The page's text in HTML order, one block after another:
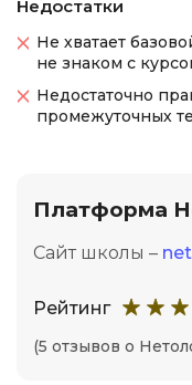
Недостатки
Не хватает
не знаком с
Недостаточно
промежуточных
Платформа
Сайт школы –
Рейтинг
(5 отзывов о